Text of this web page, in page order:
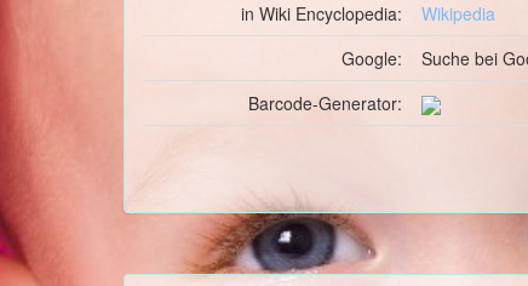
in Wiki Encyclopedia:
Wikipedia
Google:
Suchebei
Barcode-Generator: